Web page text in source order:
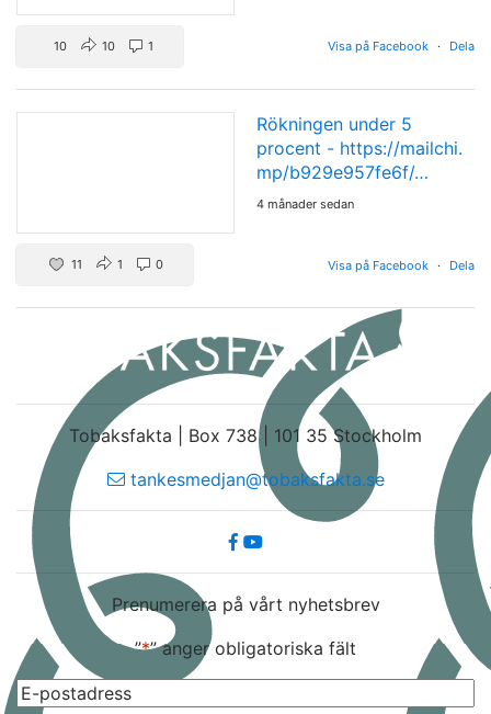
Visa på Facebook · Dela
10 10 1
Rökningen under 5
procent - https://mailchi.
mp/b929e957fe6f/…
4 månader sedan
Visa på Facebook · Dela
11 1 0
Tobaksfakta | Box 738 | 101 35 Stockholm
tankesmedjan@tobaksfakta.se
Prenumerera på vårt nyhetsbrev
”*” anger obligatoriska fält